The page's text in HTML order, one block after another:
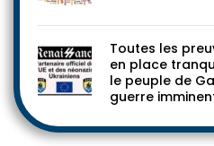
Toutes les
en place
le peuple de
guerre